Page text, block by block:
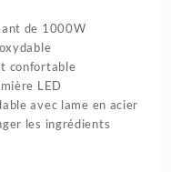
de 1000W
confortable
LED
avec lame en acier
les ingrédients